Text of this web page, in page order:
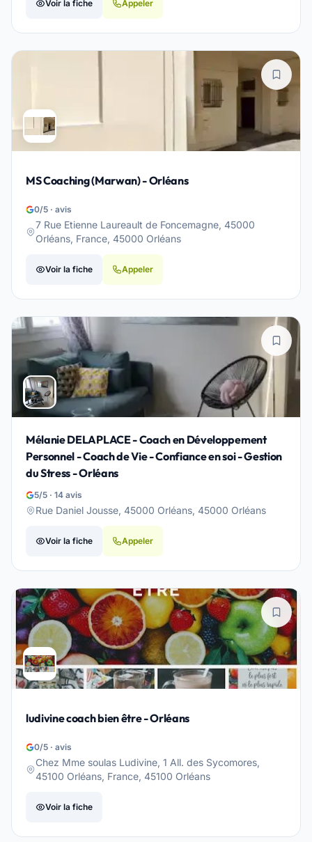
Voir la fiche Appeler
MS Coaching (Marwan) - Orléans
0/5 · avis
7 Rue Etienne Laureault de Foncemagne, 45000
Orléans, France, 45000 Orléans
Voir la fiche Appeler
Mélanie DELAPLACE - Coach en Développement
Personnel - Coach de Vie - Confiance en soi - Gestion
du Stress - Orléans
5/5 · 14 avis
Rue Daniel Jousse, 45000 Orléans, 45000 Orléans
Voir la fiche Appeler
ludivine coach bien être - Orléans
0/5 · avis
Chez Mme soulas Ludivine, 1 All. des Sycomores,
45100 Orléans, France, 45100 Orléans
Voir la fiche